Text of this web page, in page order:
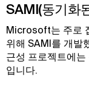
SAMI(동기화
Microsoft는 주로
위해 SAMI를 개발
근성 프로젝트에
입니다.